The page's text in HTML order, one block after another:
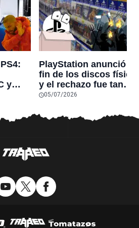
y
PlayStation anunció el
fin de los discos
y el rechazo fue tan
grande que lleva más
publicar nada en sus
05/07/2026